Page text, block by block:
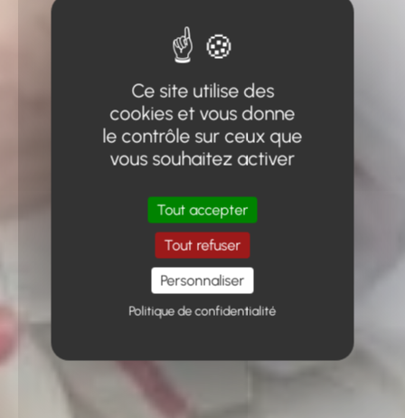
Ce site utilise des
cookies et vous donne
le contrôle sur ceux que
vous souhaitez activer
Tout accepter
Tout refuser
Personnaliser
Politique de confidentialité